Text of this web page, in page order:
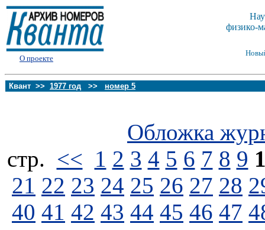
О проекте
физико-
Квант >> 1977 год >> номер 5
Обложка
стp. << 1 2 3 4 5 6 7 8 9
21 22 23 24 25 26 27 28
40 41 42 43 44 45 46 47